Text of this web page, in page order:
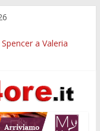
a Valeria
anteprime nei Colli
dell’Uomo: date e
esplora con i visori